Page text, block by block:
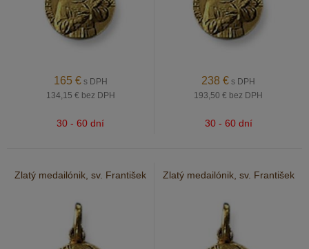
165 € s DPH
134,15 € bez DPH
30 - 60 dní
238 € s DPH
193,50 € bez DPH
30 - 60 dní
Zlatý medailónik, sv. František Zlatý medailónik, sv. František